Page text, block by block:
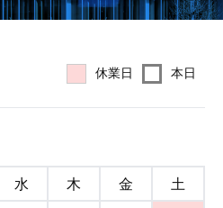
休業日 本日
水 木 金
土